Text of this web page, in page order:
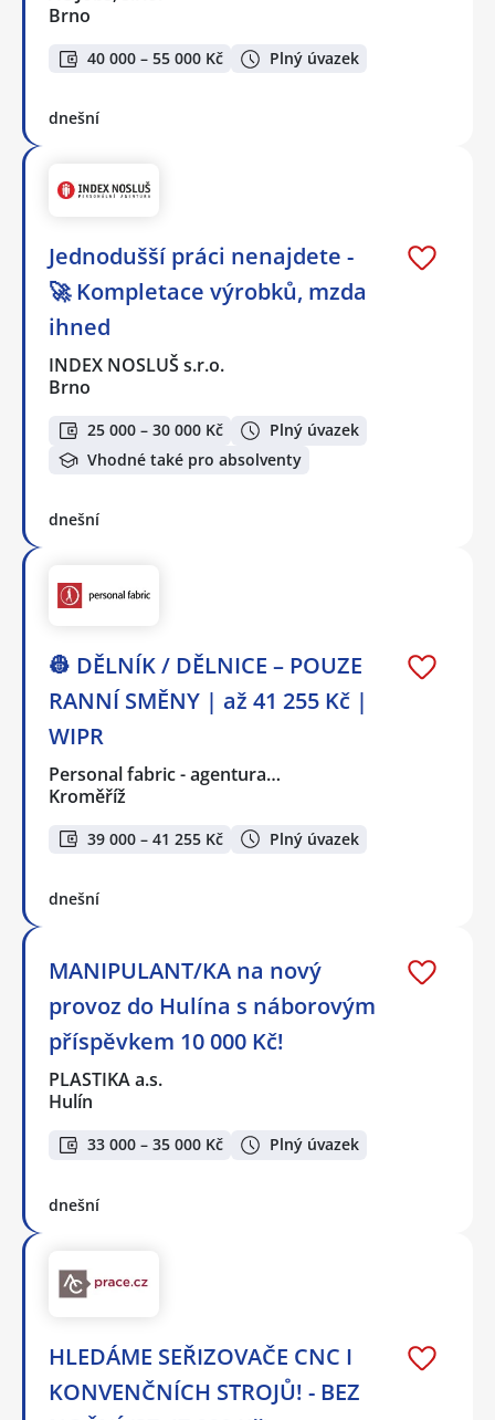
Brno
40 000 – 55 000 Kč Plný úvazek
dnešní
Jednodušší práci nenajdete -
🚀 Kompletace výrobků, mzda
ihned
INDEX NOSLUŠ s.r.o.
Brno
25 000 – 30 000 Kč
Plný úvazek
Vhodné také pro absolventy
dnešní
👷 DĚLNÍK / DĚLNICE – POUZE
RANNÍ SMĚNY | až 41 255 Kč |
WIPR
Personal fabric - agentura…
Kroměříž
39 000 – 41 255 Kč Plný úvazek
dnešní
MANIPULANT/KA na nový
provoz do Hulína s náborovým
příspěvkem 10 000 Kč!
PLASTIKA a.s.
Hulín
33 000 – 35 000 Kč Plný úvazek
dnešní
HLEDÁME SEŘIZOVAČE CNC I
KONVENČNÍCH STROJŮ! - BEZ